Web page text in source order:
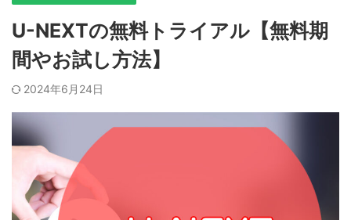
U-NEXTの無料トライアル【無料期
間やお試し方法】
2024年6月24日